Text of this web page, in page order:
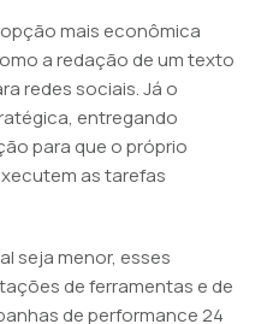
mais econômica
a redação de um texto
redes sociais. Já o
entregando
para que o próprio
as tarefas
seja menor, esses
de ferramentas e de
de performance 24